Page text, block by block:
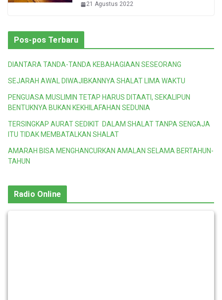
21 Agustus 2022
Pos-pos Terbaru
DIANTARA TANDA-TANDA KEBAHAGIAAN SESEORANG
SEJARAH AWAL DIWAJIBKANNYA SHALAT LIMA WAKTU
PENGUASA MUSLIMIN TETAP HARUS DITAATI, SEKALIPUN
BENTUKNYA BUKAN KEKHILAFAHAN SEDUNIA
TERSINGKAP AURAT SEDIKIT DALAM SHALAT TANPA SENGAJA
ITU TIDAK MEMBATALKAN SHALAT
AMARAH BISA MENGHANCURKAN AMALAN SELAMA BERTAHUN-
TAHUN
Radio Online